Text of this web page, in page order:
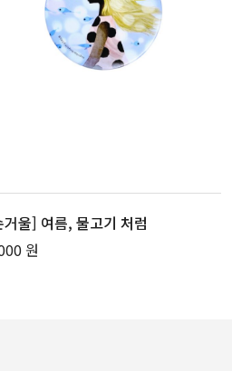
울] 여름, 물고기 처럼
원